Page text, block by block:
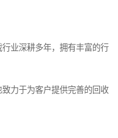
业深耕多年，拥有丰富的行
力于为客户提供完善的回收